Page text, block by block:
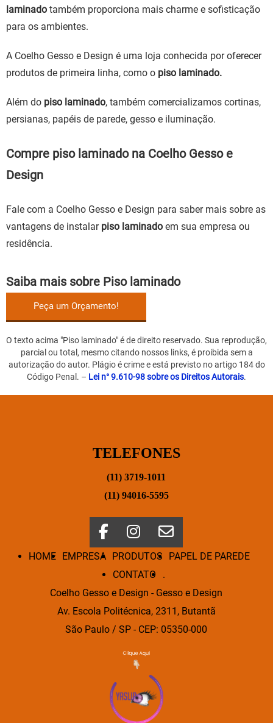
laminado também proporciona mais charme e sofisticação
para os ambientes.
A Coelho Gesso e Design é uma loja conhecida por oferecer
produtos de primeira linha, como o piso laminado.
Além do piso laminado, também comercializamos cortinas,
persianas, papéis de parede, gesso e iluminação.
Compre piso laminado na Coelho Gesso e
Design
Fale com a Coelho Gesso e Design para saber mais sobre as
vantagens de instalar piso laminado em sua empresa ou
residência.
Saiba mais sobre Piso laminado
Peça um Orçamento!
O texto acima "Piso laminado" é de direito reservado. Sua reprodução,
parcial ou total, mesmo citando nossos links, é proibida sem a
autorização do autor. Plágio é crime e está previsto no artigo 184 do
Código Penal. – Lei n° 9.610-98 sobre os Direitos Autorais.
TELEFONES
(11) 3719-1011
(11) 94016-5595
HOME EMPRESA PRODUTOS
PAPEL DE PAREDE
CONTATO
.
Coelho Gesso e Design - Gesso e Design
Av. Escola Politécnica, 2311, Butantã
São Paulo / SP - CEP: 05350-000